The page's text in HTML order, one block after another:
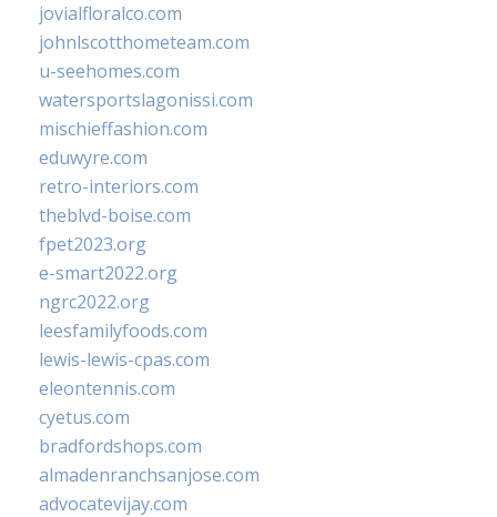
jovialfloralco.com
johnlscotthometeam.com
u-seehomes.com
watersportslagonissi.com
mischieffashion.com
eduwyre.com
retro-interiors.com
theblvd-boise.com
fpet2023.org
e-smart2022.org
ngrc2022.org
leesfamilyfoods.com
lewis-lewis-cpas.com
eleontennis.com
cyetus.com
bradfordshops.com
almadenranchsanjose.com
advocatevijay.com